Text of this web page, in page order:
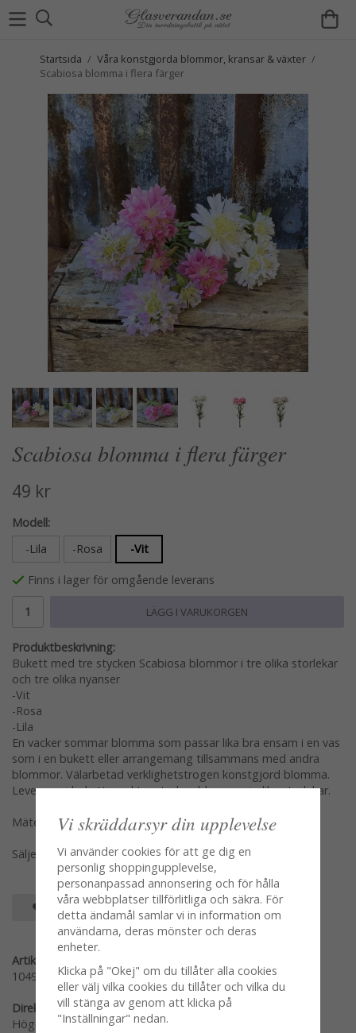
Startsida / Våra konstgjorda blommor, kransar & växter /
Scabiosa blomma i flera färger
Scabiosa blomma i flera färger
49 kr
Modell:
-Lila
-Rosa -Vit
Finns i lager för omgående leverans
LÄGG I VARUKORGEN
Produktbeskrivning:
Bukett med tre stycken Scabiosa blommor i tre olika storlekar
och tre olika nyanser
-Vit
-Rosa
-Lila
En vacker sommar blomma som passar lika bra ensam i en vas
som i en bukett eller arrangemang tillsammans med andra
blommor. Välarbetad verklighetstrogen konstgjord blomma.
Levereras i bukett med tre stycken blommor i olika storlekar.
Mäter 30cm
Säljes per styck var färg för sig
SPARA SOM FAVORIT
Artikelnummer:
1049-10
Direktlänk:
Högerklicka och kopiera adressen
Vi skräddarsyr din upplevelse
Vi använder cookies för att ge dig en
personlig shoppingupplevelse,
personanpassad annonsering och för hålla
våra webbplatser tillförlitliga och säkra. För
detta ändamål samlar vi in information om
användarna, deras mönster och deras
enheter.
Klicka på "Okej" om du tillåter alla cookies
eller välj vilka cookies du tillåter och vilka du
vill stänga av genom att klicka på
"Inställningar" nedan.